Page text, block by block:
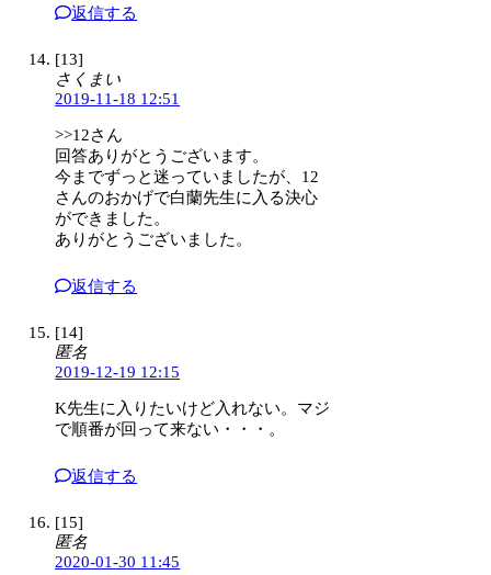
返信する
[13]
さくまい
2019-11-18 12:51
>>12さん
回答ありがとうございます。
今までずっと迷っていましたが、12
さんのおかげで白蘭先生に入る決心
ができました。
ありがとうございました。
返信する
[14]
匿名
2019-12-19 12:15
K先生に入りたいけど入れない。マジ
で順番が回って来ない・・・。
返信する
[15]
匿名
2020-01-30 11:45